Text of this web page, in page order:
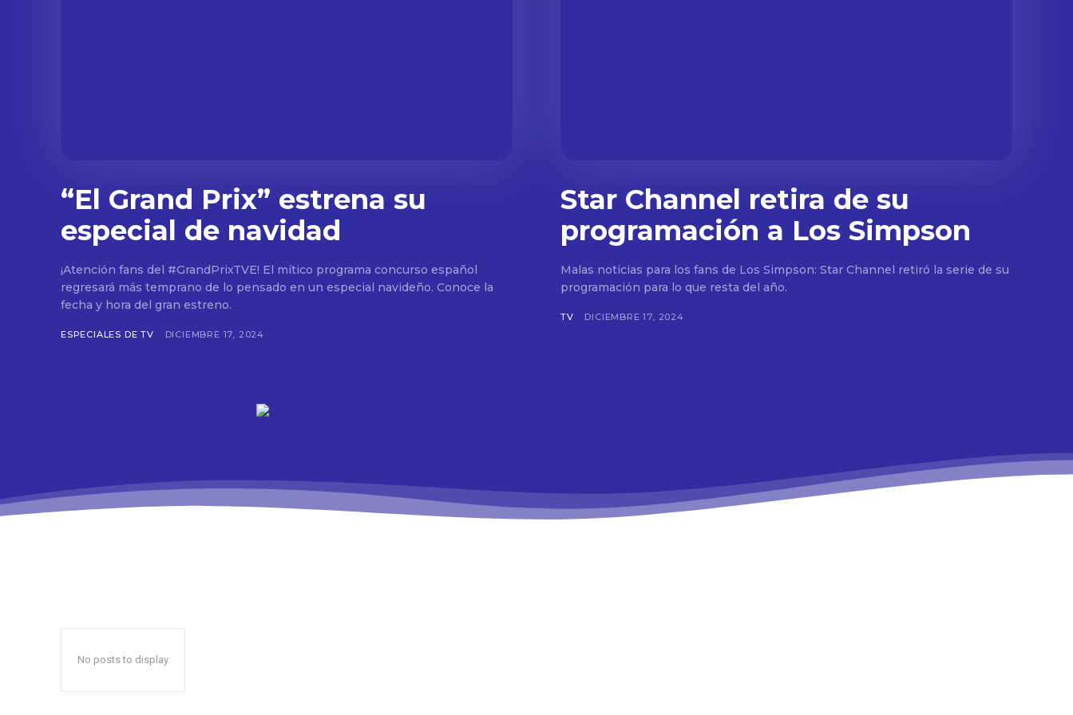
“El Grand Prix” estrena su
especial de navidad
¡Atención fans del #GrandPrixTVE! El mítico programa concurso español
regresará más temprano de lo pensado en un especial navideño. Conoce la
fecha y hora del gran estreno.
ESPECIALES DE TV DICIEMBRE 17, 2024
Star Channel retira de su
programación a Los Simpson
Malas noticias para los fans de Los Simpson: Star Channel retiró la serie de su
programación para lo que resta del año.
TV DICIEMBRE 17, 2024
No posts to display